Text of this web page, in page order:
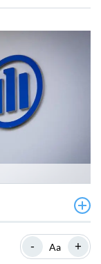
2022
- Aa +